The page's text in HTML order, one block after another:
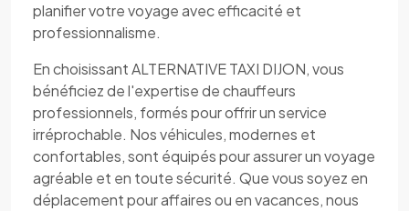
planifier votre voyage avec efficacité et
professionnalisme.
En choisissant ALTERNATIVE TAXI DIJON, vous
bénéficiez de l'expertise de chauffeurs
professionnels, formés pour offrir un service
irréprochable. Nos véhicules, modernes et
confortables, sont équipés pour assurer un voyage
agréable et en toute sécurité. Que vous soyez en
déplacement pour affaires ou en vacances, nous